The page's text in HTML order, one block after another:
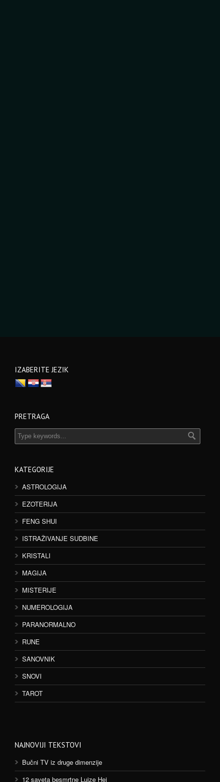
IZABERITE JEZIK
PRETRAGA
KATEGORIJE
ASTROLOGIJA
EZOTERIJA
FENG SHUI
ISTRAŽIVANJE SUDBINE
KRISTALI
MAGIJA
MISTERIJE
NUMEROLOGIJA
PARANORMALNO
RUNE
SANOVNIK
SNOVI
TAROT
NAJNOVIJI TEKSTOVI
Bučni TV iz druge dimenzije
12 saveta besmrtne Lujze Hej